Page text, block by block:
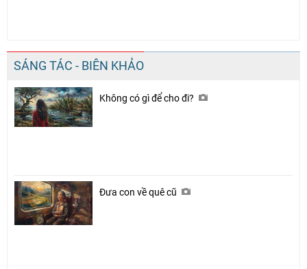
SÁNG TÁC - BIÊN KHẢO
Không có gì để cho đi?
Đưa con về quê cũ